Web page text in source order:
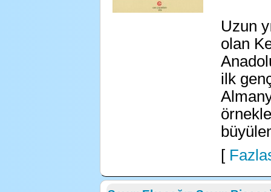
Uzun
olan
ilk
[